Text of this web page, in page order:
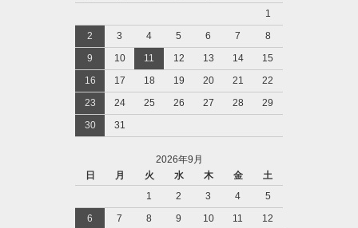
1
2
3 4 5 6 7
8
9
10 11 12 13 14
15
16
17 18 19 20 21
22
23
24 25 26 27 28
29
30
31
2026年9月
日
月 火 水 木 金
土
1
2 3 4
5
6
7 8 9 10 11
12